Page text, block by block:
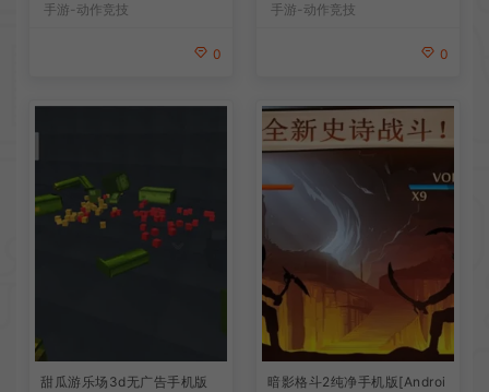
手游-动作竞技
0
手游-动作竞技
0
甜瓜游乐场3d无广告手机版
暗影格斗2纯净手机版[Androi